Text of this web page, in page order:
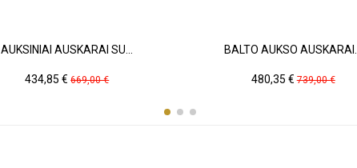
AUKSINIAI AUSKARAI SU...
Kaina
434,85 € Pradinė
kaina
669,00 €
BALTO AUKSO AUSKARAI...
Kaina
480,35 €Pradinė
kaina
739,00 €